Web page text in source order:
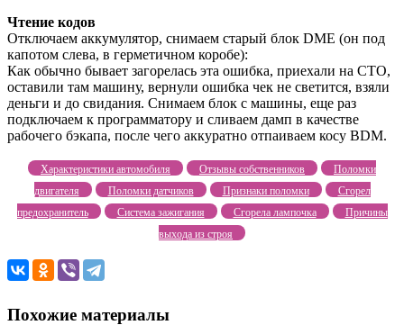
Чтение кодов
Отключаем аккумулятор, снимаем старый блок DME (он под
капотом слева, в герметичном коробе):
Как обычно бывает загорелась эта ошибка, приехали на СТО,
оставили там машину, вернули ошибка чек не светится, взяли
деньги и до свидания. Снимаем блок с машины, еще раз
подключаем к программатору и сливаем дамп в качестве
рабочего бэкапа, после чего аккуратно отпаиваем косу BDM.
Характеристики автомобиля Отзывы собственников
Поломки
двигателя
Поломки датчиков Признаки поломки
Сгорел
предохранитель
Система зажигания Сгорела лампочка
Причины
выхода из строя
Похожие материалы